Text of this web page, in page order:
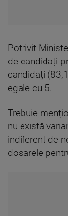
Potrivit
de candidați
candidați
egale cu 5.
Trebuie
nu există
indiferent de
dosarele